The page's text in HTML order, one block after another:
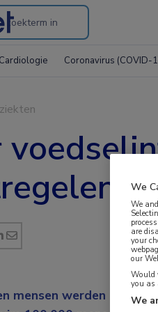
Cardiologie Coronavirus (COVID-
mensen werden naar
We
We
are
your
our
Would
you as
We